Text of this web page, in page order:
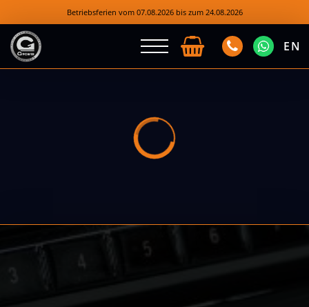
Betriebsferien vom 07.08.2026 bis zum 24.08.2026
EN